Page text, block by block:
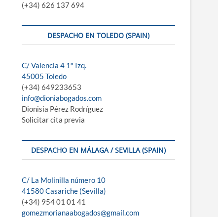
(+34) 626 137 694
DESPACHO EN TOLEDO (SPAIN)
C/ Valencia 4 1º Izq.
45005 Toledo
(+34) 649233653
info@dioniabogados.com
Dionisia Pérez Rodríguez
Solicitar cita previa
DESPACHO EN MÁLAGA / SEVILLA (SPAIN)
C/ La Molinilla número 10
41580 Casariche (Sevilla)
(+34) 954 01 01 41
gomezmorianaabogados@gmail.com